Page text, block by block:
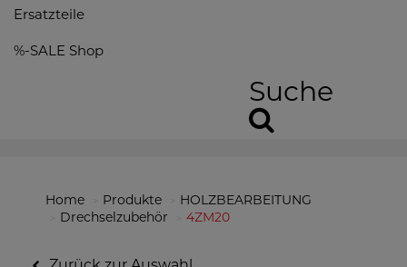
Ersatzteile
%-SALE Shop
Suche
Home Produkte
HOLZBEARBEITUNG
Drechselzubehör
4ZM20